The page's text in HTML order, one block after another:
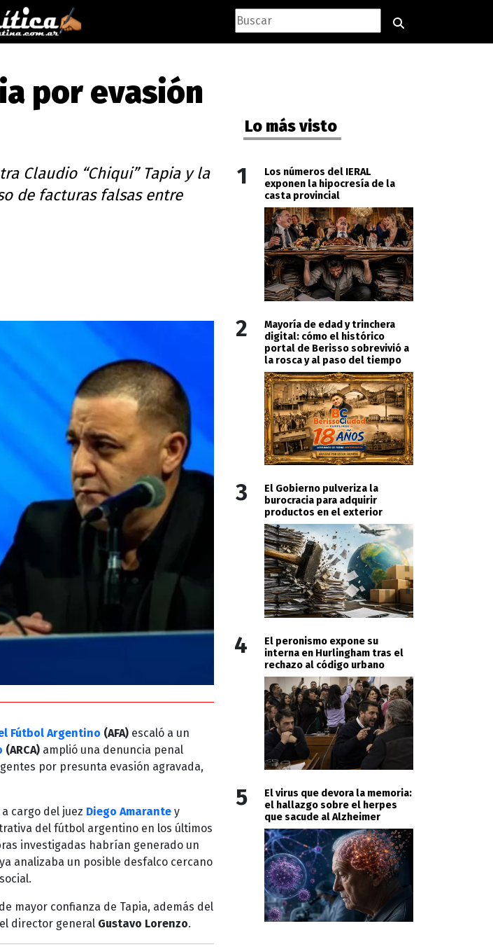
por evasión
Claudio “Chiqui” Tapia y la
de facturas falsas entre
Fútbol Argentino (AFA) escaló a un
(ARCA) amplió una denuncia penal
por presunta evasión agravada,
cargo del juez Diego Amarante y
del fútbol argentino en los últimos
investigadas habrían generado un
analizaba un posible desfalco cercano
mayor confianza de Tapia, además del
director general Gustavo Lorenzo.
Lo más visto
1
Los números del IERAL
exponen la hipocresía de la
casta provincial
2
Mayoría de edad y trinchera
digital: cómo el histórico
portal de Berisso sobrevivió a
la rosca y al paso del tiempo
3
El Gobierno pulveriza la
burocracia para adquirir
productos en el exterior
4
El peronismo expone su
interna en Hurlingham tras el
rechazo al código urbano
5
El virus que devora la memoria:
el hallazgo sobre el herpes
que sacude al Alzheimer